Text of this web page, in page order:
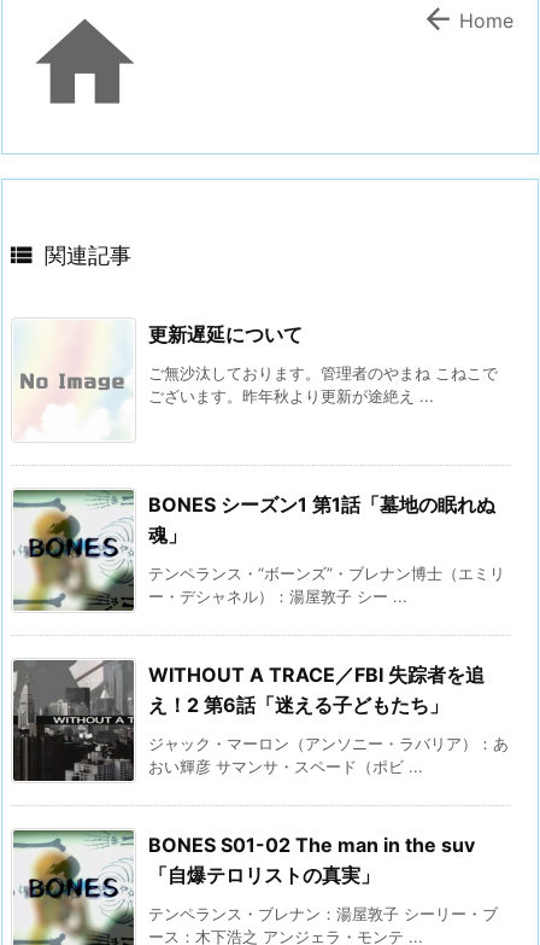
  Home
 関連記事
更新遅延について
ご無沙汰しております。管理者のやまね こねこで
ございます。昨年秋より更新が途絶え ...
BONES シーズン1 第1話「墓地の眠れぬ
魂」
テンペランス・“ボーンズ”・ブレナン博士（エミリ
ー・デシャネル）：湯屋敦子 シー ...
WITHOUT A TRACE／FBI 失踪者を追
え！2 第6話「迷える子どもたち」
ジャック・マーロン（アンソニー・ラバリア）：あ
おい輝彦 サマンサ・スペード（ポビ ...
BONES S01-02 The man in the suv
「自爆テロリストの真実」
テンペランス・ブレナン：湯屋敦子 シーリー・ブ
ース：木下浩之 アンジェラ・モンテ ...